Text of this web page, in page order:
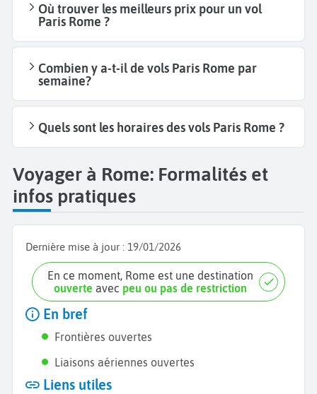
Où trouver les meilleurs prix pour un vol
Paris Rome ?
Combien y a-t-il de vols Paris Rome par
semaine?
Quels sont les horaires des vols Paris Rome ?
Voyager à Rome: Formalités et
infos pratiques
Dernière mise à jour : 19/01/2026
En ce moment, Rome est une destination
ouverte avec peu ou pas de restriction
En bref
Frontières ouvertes
Liaisons aériennes ouvertes
Liens utiles